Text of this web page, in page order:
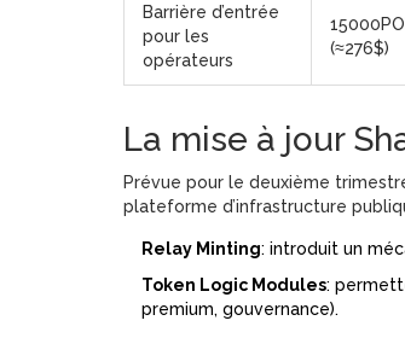
Barrière d’entrée
pour les
opérateurs
(≈276$)
La mise à jour
Prévue pour le deuxième
plateforme d’infrastructure
Relay Minting: introduit un
Token Logic Modules:
premium, gouvernance).